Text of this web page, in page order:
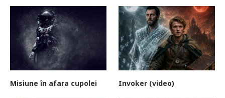
Misiune în afara cupolei Invoker (video)